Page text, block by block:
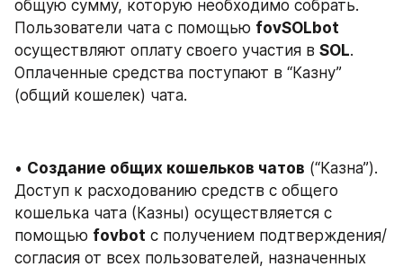
общую сумму, которую необходимо собрать.
Пользователи чата с помощью
осуществляют оплату своего участия в SOL.
Оплаченные средства поступают в “Казну”
(общий кошелек) чата.
• Создание общих кошельков чатов (“Казна”).
Доступ к расходованию средств с общего
кошелька чата (Казны) осуществляется с
помощью fovbot с получением подтверждения/
согласия от всех пользователей, назначенных